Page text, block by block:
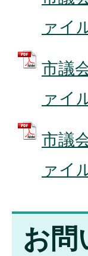
ァイ
市議
ァイ
市議
ァイ
お問